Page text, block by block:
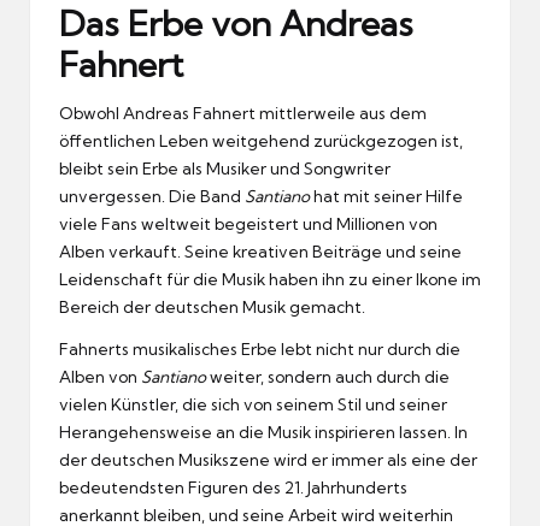
Das Erbe von Andreas
Fahnert
Obwohl Andreas Fahnert mittlerweile aus dem
öffentlichen Leben weitgehend zurückgezogen ist,
bleibt sein Erbe als Musiker und Songwriter
unvergessen. Die Band Santianohat mit seiner Hilfe
viele Fans weltweit begeistert und Millionen von
Alben verkauft. Seine kreativen Beiträge und seine
Leidenschaft für die Musik haben ihn zu einer Ikone im
Bereich der deutschen Musik gemacht.
Fahnerts musikalisches Erbe lebt nicht nur durch die
Alben von Santianoweiter, sondern auch durch die
vielen Künstler, die sich von seinem Stil und seiner
Herangehensweise an die Musik inspirieren lassen. In
der deutschen Musikszene wird er immer als eine der
bedeutendsten Figuren des 21. Jahrhunderts
anerkannt bleiben, und seine Arbeit wird weiterhin